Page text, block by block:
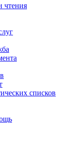
чтения
списков